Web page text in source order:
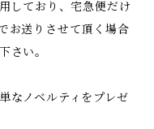
しており、宅急便だけ
お送りさせて頂く場合
さい。
なノベルティをプレゼ